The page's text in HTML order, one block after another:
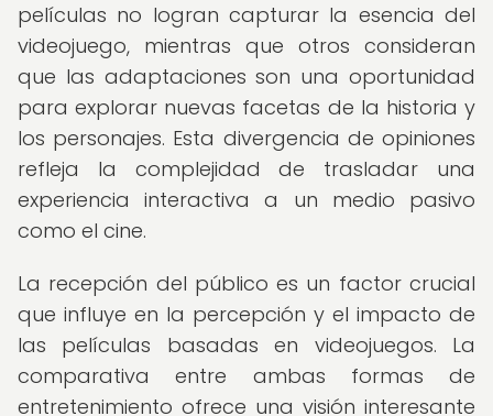
películas no logran capturar la esencia del
videojuego, mientras que otros consideran
que las adaptaciones son una oportunidad
para explorar nuevas facetas de la historia y
los personajes. Esta divergencia de opiniones
refleja la complejidad de trasladar una
experiencia interactiva a un medio pasivo
como el cine.
La recepción del público es un factor crucial
que influye en la percepción y el impacto de
las películas basadas en videojuegos. La
comparativa entre ambas formas de
entretenimiento ofrece una visión interesante